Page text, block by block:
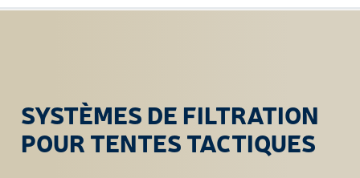
SYSTÈMES DE FILTRATION
POUR TENTES TACTIQUES